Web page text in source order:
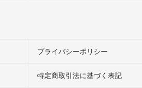
プライバシーポリシー
特定商取引法に基づく表記